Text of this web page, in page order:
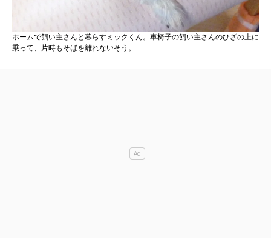
ホームで飼い主さんと暮らすミックくん。車椅子の飼い主さんのひざの上に
乗って、片時もそばを離れないそう。